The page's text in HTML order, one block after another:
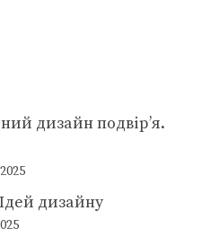
дизайн подвір’я.
дизайну